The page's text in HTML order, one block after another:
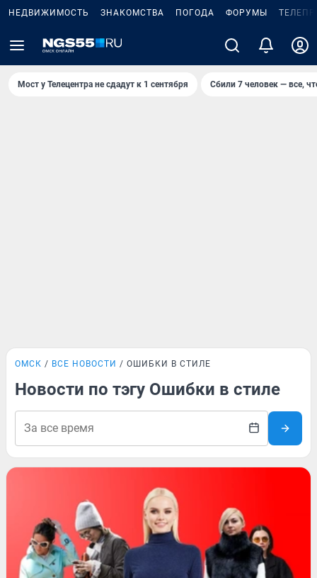
НЕДВИЖИМОСТЬ ЗНАКОМСТВА ПОГОДА ФОРУМЫ
Мост у Телецентра не сдадут к 1 сентября Сбили 7 человек — все,
ОМСК ВСЕ НОВОСТИ ОШИБКИ В СТИЛЕ
Новости по тэгу Ошибки в стиле